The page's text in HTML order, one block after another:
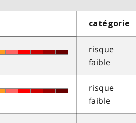
catégorie
risque
faible
risque
faible